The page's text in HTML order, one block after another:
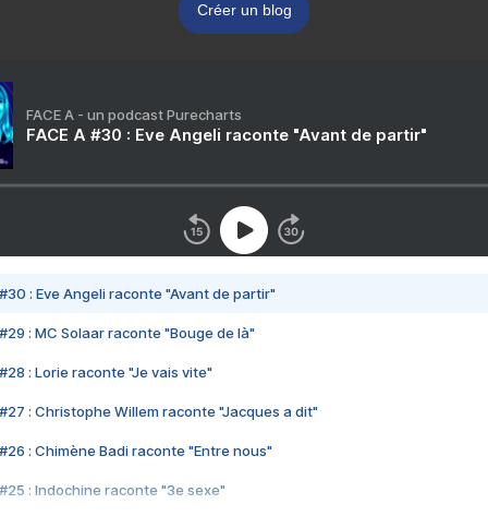
Créer un blog
FACE A - un podcast Purecharts
FACE A #30 : Eve Angeli raconte "Avant de partir"
#30 : Eve Angeli raconte "Avant de partir"
#29 : MC Solaar raconte "Bouge de là"
#28 : Lorie raconte "Je vais vite"
#27 : Christophe Willem raconte "Jacques a dit"
#26 : Chimène Badi raconte "Entre nous"
#25 : Indochine raconte "3e sexe"